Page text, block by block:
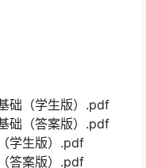
础（学生版）.pdf
础（答案版）.pdf
学生版）.pdf
答案版）.pdf